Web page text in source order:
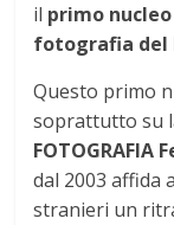
il primo
fotografia del
Questo primo
soprattutto su
FOTOGRAFIA
dal 2003 affida
stranieri un